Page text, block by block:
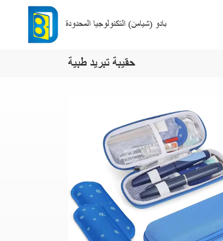
بادو (شيامن) التكنولوجيا المحدودة
حقيبة تبريد طبية